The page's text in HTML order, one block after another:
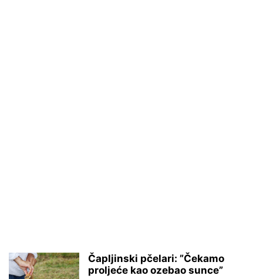
Čapljinski pčelari: ”Čekamo
proljeće kao ozebao sunce”